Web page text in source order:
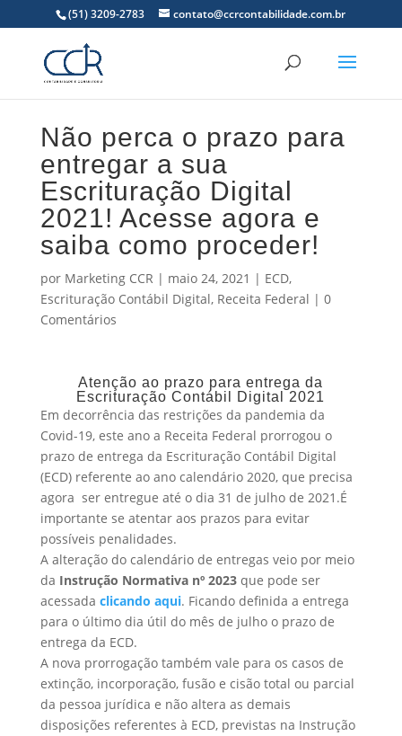
(51) 3209-2783 contato@ccrcontabilidade.com.br
Não perca o prazo para
entregar a sua
Escrituração Digital
2021! Acesse agora e
saiba como proceder!
por Marketing CCR | maio 24, 2021 | ECD,
Escrituração Contábil Digital, Receita Federal | 0
Comentários
Atenção ao prazo para entrega da
Escrituração Contábil Digital 2021
Em decorrência das restrições da pandemia da
Covid-19, este ano a Receita Federal prorrogou o
prazo de entrega da Escrituração Contábil Digital
(ECD) referente ao ano calendário 2020, que precisa
agora ser entregue até o dia 31 de julho de 2021.É
importante se atentar aos prazos para evitar
possíveis penalidades.
A alteração do calendário de entregas veio por meio
da Instrução Normativa nº 2023que pode ser
acessada clicando aqui. Ficando definida a entrega
para o último dia útil do mês de julho o prazo de
entrega da ECD.
A nova prorrogação também vale para os casos de
extinção, incorporação, fusão e cisão total ou parcial
da pessoa jurídica e não altera as demais
disposições referentes à ECD, previstas na Instrução